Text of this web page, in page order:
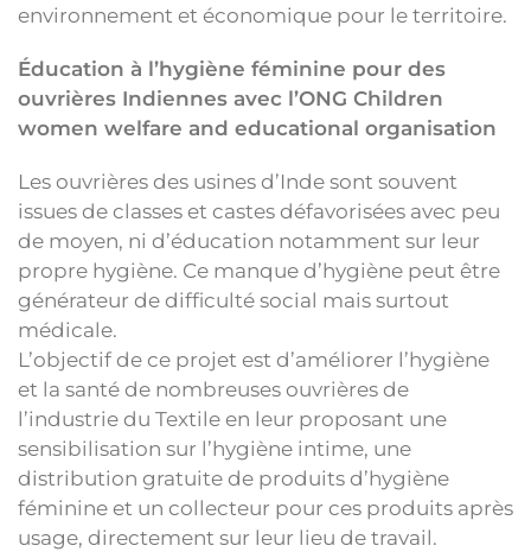
environnement et économique pour le territoire.
Éducation à l’hygiène féminine pour des
ouvrières Indiennes avec l’ONG Children
women welfare and educational organisation
Les ouvrières des usines d’Inde sont souvent
issues de classes et castes défavorisées avec peu
de moyen, ni d’éducation notamment sur leur
propre hygiène. Ce manque d’hygiène peut être
générateur de difficulté social mais surtout
médicale.
L’objectif de ce projet est d’améliorer l’hygiène
et la santé de nombreuses ouvrières de
l’industrie du Textile en leur proposant une
sensibilisation sur l’hygiène intime, une
distribution gratuite de produits d’hygiène
féminine et un collecteur pour ces produits après
usage, directement sur leur lieu de travail.